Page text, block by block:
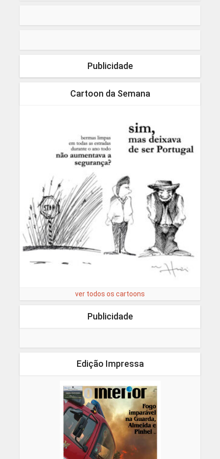
Publicidade
Cartoon da Semana
ver todos os cartoons
Publicidade
Edição Impressa